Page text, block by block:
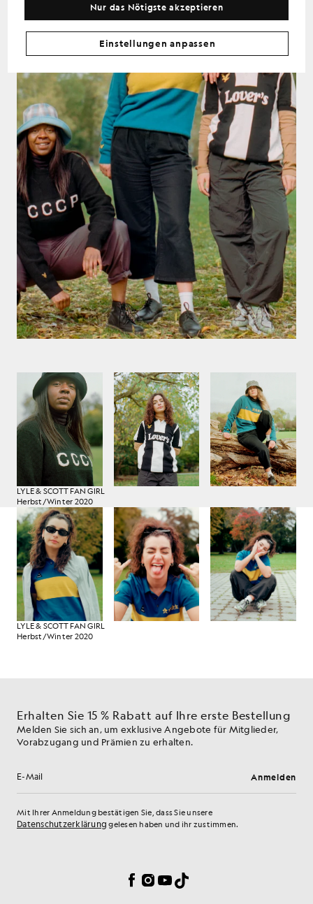
LYLE & SCOTT FAN GIRL
Herbst/Winter 2020
LYLE & SCOTT FAN GIRL
Herbst/Winter 2020
Erhalten Sie 15 % Rabatt auf Ihre erste Bestellung
Melden Sie sich an, um exklusive Angebote für Mitglieder,
Vorabzugang und Prämien zu erhalten.
E-Mail-Adresse Anmelden
Mit Ihrer Anmeldung bestätigen Sie, dass Sie unsere
Datenschutzerklärung gelesen haben und ihr zustimmen.
Facebook
Instagram
YouTube
TikTok
Nur das Nötigste akzeptieren
Einstellungen anpassen